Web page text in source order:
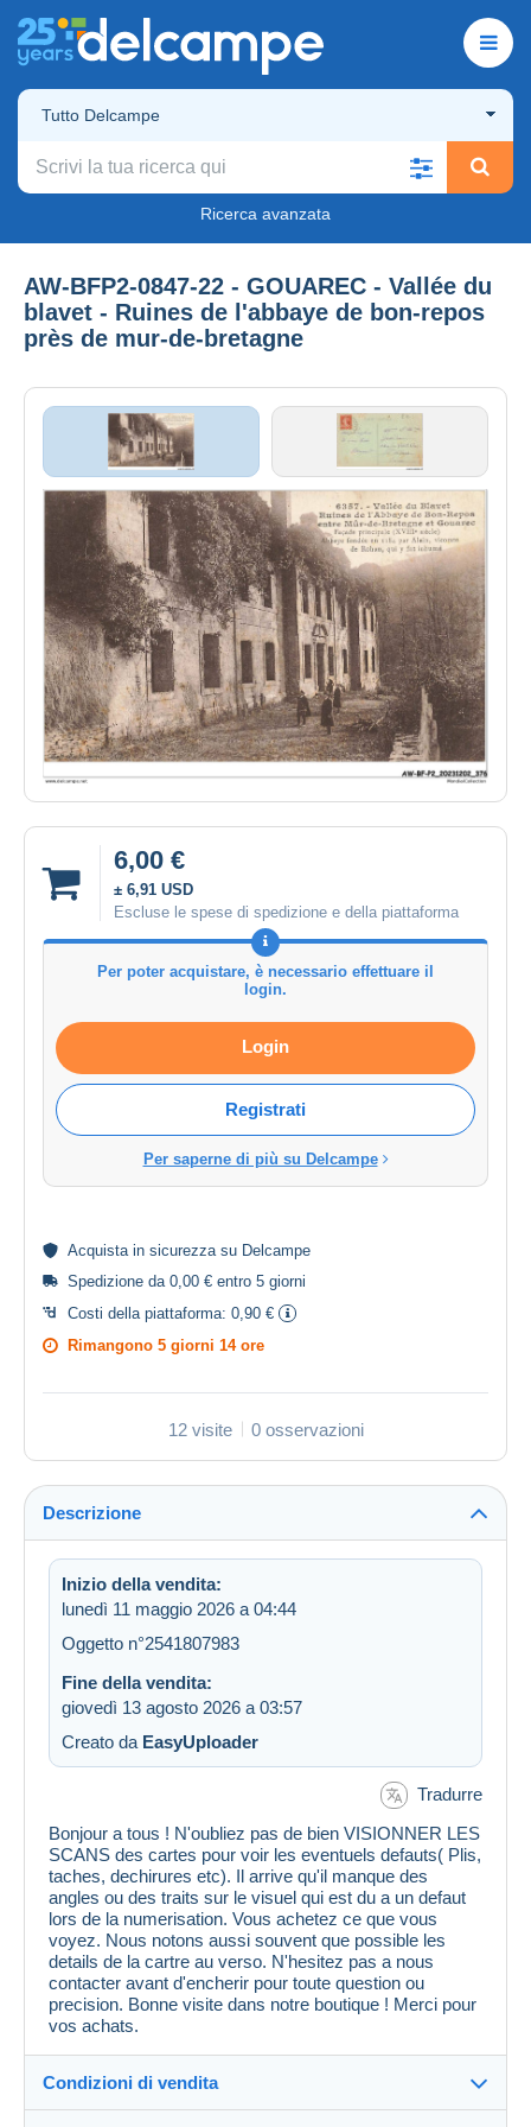
Tutto Delcampe
Ricerca avanzata
AW-BFP2-0847-22 - GOUAREC - Vallée du
blavet - Ruines de l'abbaye de bon-repos
près de mur-de-bretagne
6,00 €
± 6,91 USD
Escluse le spese di spedizione e della piattaforma
Per poter acquistare, è necessario effettuare il
login.
Login
Registrati
Per saperne di più su Delcampe
Acquista in sicurezza su Delcampe
Spedizione da 0,00 € entro 5 giorni
Costi della piattaforma: 0,90 €
Rimangono 5 giorni 14 ore
12 visite 0 osservazioni
Descrizione
Inizio della vendita:
lunedì 11 maggio 2026 a 04:44
Oggetto n°2541807983
Fine della vendita:
giovedì 13 agosto 2026 a 03:57
Creato da EasyUploader
Tradurre
Bonjour a tous ! N'oubliez pas de bien VISIONNER LES
SCANS des cartes pour voir les eventuels defauts( Plis,
taches, dechirures etc). Il arrive qu'il manque des
angles ou des traits sur le visuel qui est du a un defaut
lors de la numerisation. Vous achetez ce que vous
voyez. Nous notons aussi souvent que possible les
details de la cartre au verso. N'hesitez pas a nous
contacter avant d'encherir pour toute question ou
precision. Bonne visite dans notre boutique ! Merci pour
vos achats.
Condizioni di vendita